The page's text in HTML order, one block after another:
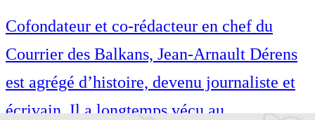
Cofondateur et co-rédacteur en chef du
Courrier des Balkans, Jean-Arnault Dérens
est agrégé d’histoire, devenu journaliste et
écrivain. Il a longtemps vécu au